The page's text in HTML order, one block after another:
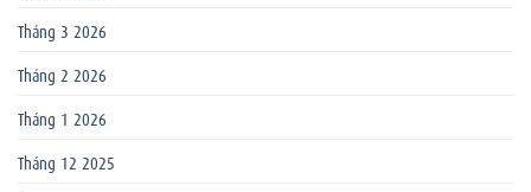
Tháng 3 2026
Tháng 2 2026
Tháng 1 2026
Tháng 12 2025